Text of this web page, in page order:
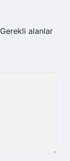
Gerekli alanlar